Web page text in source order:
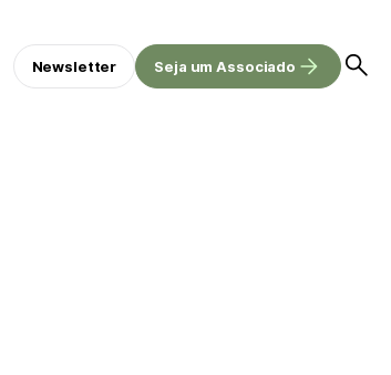
Newsletter Seja um Associado